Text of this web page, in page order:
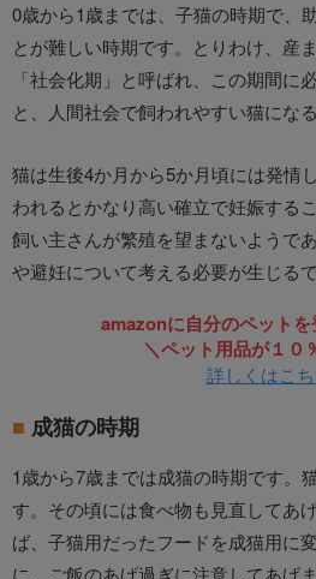
0歳から1歳までは、子猫の時期で、
とが難しい時期です。とりわけ、産
「社会化期」と呼ばれ、この期間に
と、人間社会で飼われやすい猫にな
猫は生後4か月から5か月頃には発情
われるとかなり高い確立で妊娠する
飼い主さんが繁殖を望まないようで
や避妊について考える必要が生じるで
amazonに自分のペット
＼ペット用品が１０
詳しくはこ
成猫の時期
1歳から7歳までは成猫の時期です。
す。その頃には食べ物も見直してあ
ば、子猫用だったフードを成猫用に
に、ご飯のあげ過ぎに注意してあげま